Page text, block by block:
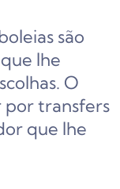
são
lhe
O
transfers
que lhe